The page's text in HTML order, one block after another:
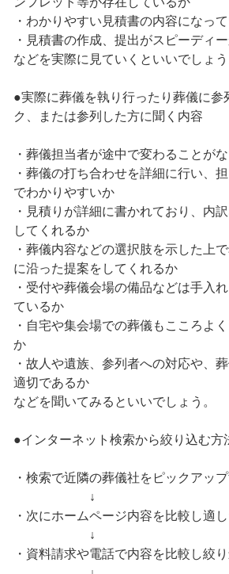
・わかりやすい見積書の内容になっ
・見積書の作成、提出がスピーディ
などを実際に見ていくといいでしょう
●実際に葬儀を執り行ったり葬儀に参
ク、または参列した方に聞く内容
・葬儀担当者が途中で変わることが
・葬儀の打ち合わせを詳細に行い、
でわかりやすいか
・見積りが詳細に書かれており、内
してくれるか
・葬儀内容などの選択肢を示した上
に沿った提案をしてくれるか
・受付や葬儀会場の備品などは手入
ているか
・自宅や集会場での葬儀もこころよ
か
・故人や遺族、参列者への対応や、
適切であるか
などを聞いてみるといいでしょう。
●インターネット検索から絞り込む方
・検索で近隣の葬儀社をピックアッ
↓
・次にホームページ内容を比較し適
↓
・資料請求や電話で内容を比較し絞